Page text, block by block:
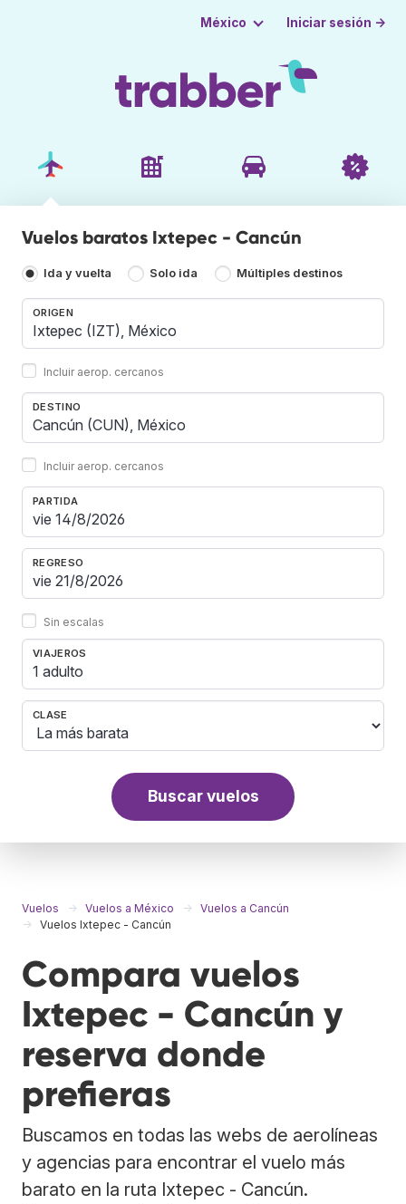
México Iniciar sesión →
Vuelos baratos Ixtepec - Cancún
Ida y vuelta Solo ida Múltiples destinos
ORIGEN
Incluir aerop. cercanos
DESTINO
Incluir aerop. cercanos
PARTIDA
REGRESO
Sin escalas
VIAJEROS
1 adulto
CLASE
Buscar vuelos
Vuelos Vuelos a México
Vuelos a Cancún
Vuelos Ixtepec - Cancún
Compara vuelos
Ixtepec - Cancún y
reserva donde
prefieras
Buscamos en todas las webs de aerolíneas
y agencias para encontrar el vuelo más
barato en la ruta Ixtepec - Cancún.